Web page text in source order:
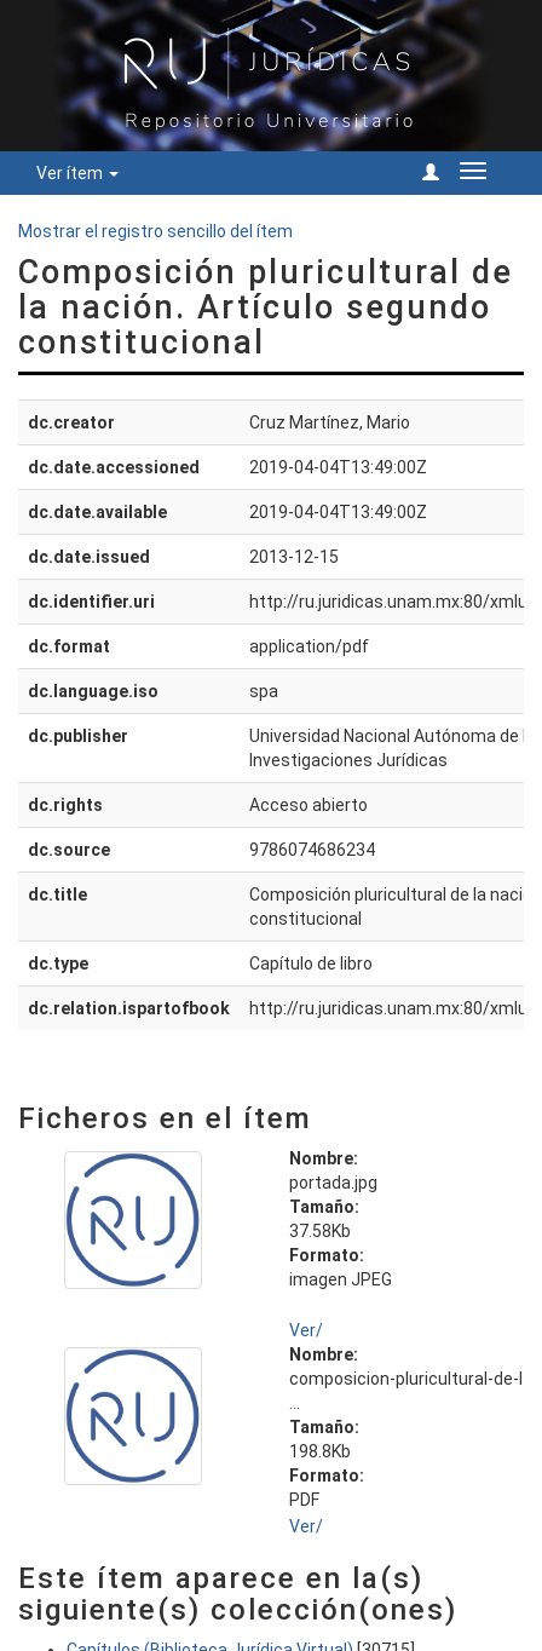
Ver ítem
Cambiar
Mostrar el registro sencillo del ítem
Composición pluricultural de
la nación. Artículo segundo
constitucional
dc.creator Cruz Martínez, Mario
dc.date.accessioned 2019-04-04T13:49:00Z
dc.date.available 2019-04-04T13:49:00Z
dc.date.issued 2013-12-15
dc.identifier.uri http://ru.juridicas.unam.mx:80/
dc.format application/pdf
dc.language.iso spa
dc.publisher
Universidad Nacional Autónoma de
Investigaciones Jurídicas
dc.rights Acceso abierto
dc.source 9786074686234
dc.title
Composición pluricultural de la
constitucional
dc.type Capítulo de libro
dc.relation.ispartofbook http://ru.juridicas.unam.mx:80/
Ficheros en el ítem
Nombre:
portada.jpg
Tamaño:
37.58Kb
Formato:
imagen JPEG
Ver/
Nombre:
composicion-pluricultural-de-l
Tamaño:
198.8Kb
Formato:
PDF
Ver/
Este ítem aparece en la(s)
siguiente(s) colección(ones)